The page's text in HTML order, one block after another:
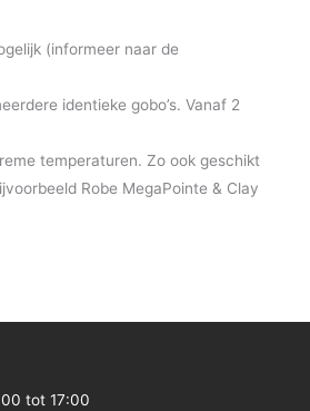
(informeer naar de
identieke gobo’s. Vanaf 2
temperaturen. Zo ook geschikt
Robe MegaPointe & Clay
tot 17:00